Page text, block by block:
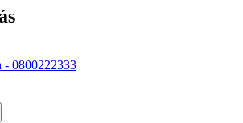
- 0800222333